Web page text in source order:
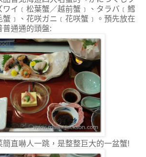
ワイ﹝松葉蟹／越前蟹﹞、タラバ﹝鱈
﹞、花咲ガニ﹝花咲蟹﹞。預先放在
普通通的頭盤:
簡直嚇人一跳，是整整巨大的一盆蟹!